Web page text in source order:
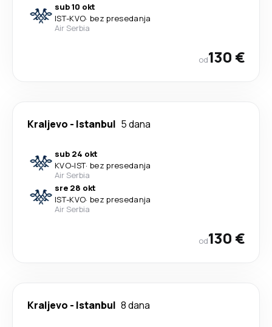
sub 10 okt
IST-KVO· bez presedanja
Air Serbia
od130 €
Kraljevo - Istanbul 5 dana
sub 24 okt
KVO-IST· bez presedanja
Air Serbia
sre 28 okt
IST-KVO· bez presedanja
Air Serbia
od130 €
Kraljevo - Istanbul 8 dana